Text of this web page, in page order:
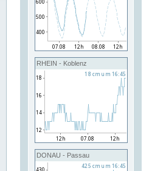
RHEIN - Koblenz
DONAU - Passau